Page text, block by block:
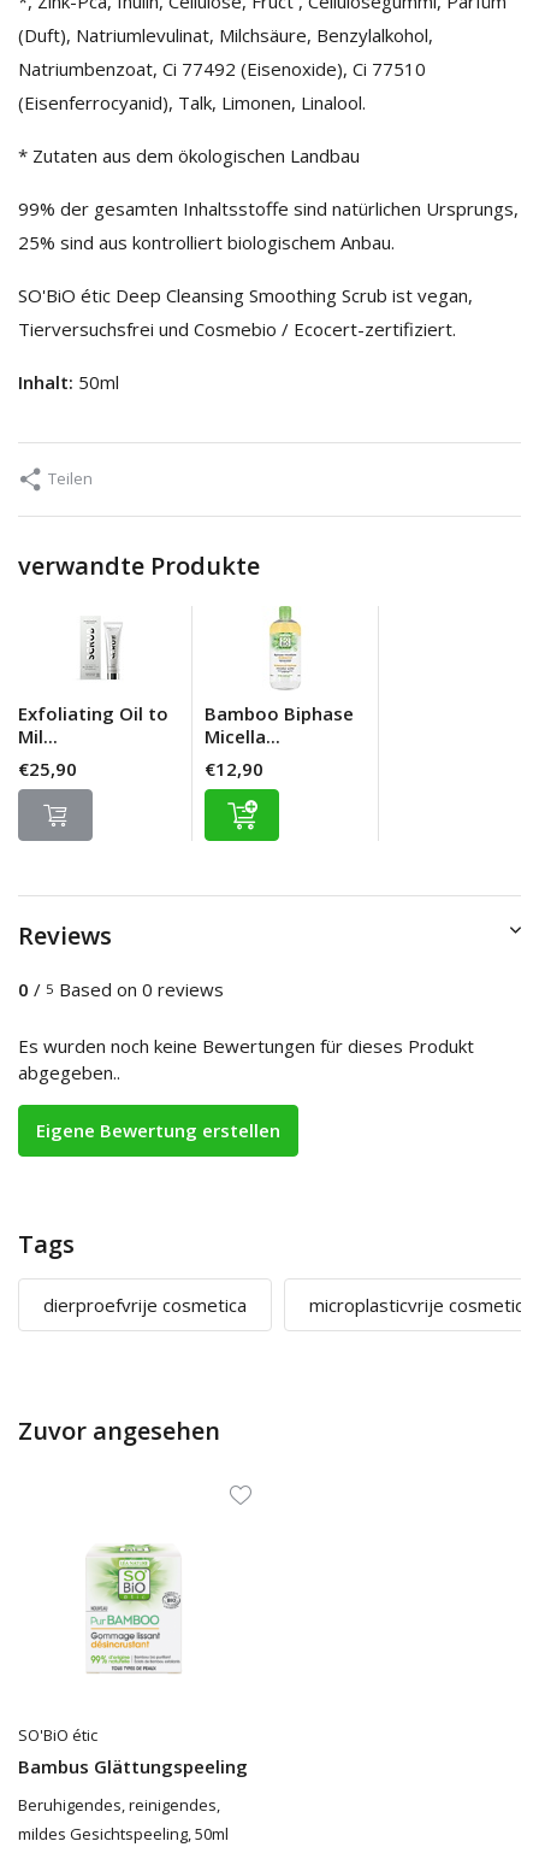
(Duft), Natriumlevulinat, Milchsäure, Benzylalkohol,
Natriumbenzoat, Ci 77492 (Eisenoxide), Ci 77510
(Eisenferrocyanid), Talk, Limonen, Linalool.
* Zutaten aus dem ökologischen Landbau
99% der gesamten Inhaltsstoffe sind natürlichen Ursprungs,
25% sind aus kontrolliert biologischem Anbau.
SO'BiO étic Deep Cleansing Smoothing Scrub ist vegan,
Tierversuchsfrei und Cosmebio / Ecocert-zertifiziert.
Inhalt: 50ml
Teilen
verwandte Produkte
Exfoliating Oil to
Mil...
€25,90
Bamboo Biphase
Micella...
€12,90
Reviews
0 / 5 Based on 0 reviews
Es wurden noch keine Bewertungen für dieses Produkt
abgegeben..
Eigene Bewertung erstellen
Tags
dierproefvrije cosmetica microplasticvrije cosmetica
Zuvor angesehen
SO'BiO étic
Bambus Glättungspeeling
Beruhigendes, reinigendes,
mildes Gesichtspeeling, 50ml